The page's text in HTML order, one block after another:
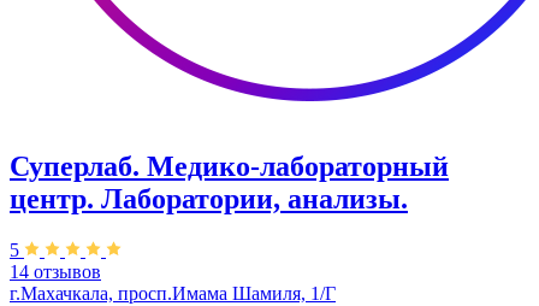
Суперлаб. Медико-лабораторный
центр. Лаборатории, анализы.
5
14 отзывов
г.Махачкала, просп.Имама Шамиля, 1/Г